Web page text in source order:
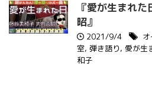
『愛が生まれ
昭』
2021/9/4
室, 弾き語り, 愛が生
和子